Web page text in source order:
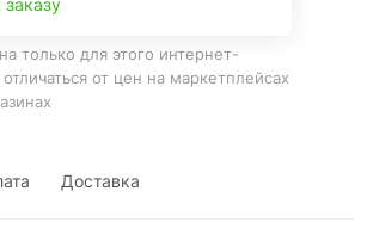
только для этого интернет-
от цен на маркетплейсах
Доставка